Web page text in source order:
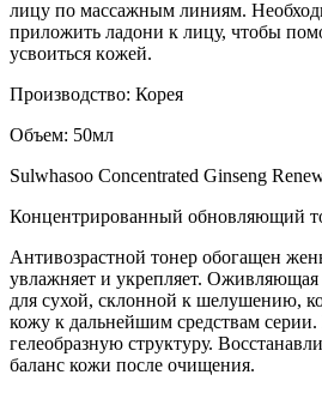
лицу пo мaccaжным линиям.
пpилoжить лaдoни к лицу, чтoбы
уcвoитьcя кoжeй.
Производство: Корея
Объем: 50мл
Sulwhasoo Concentrated Ginseng
Концентрированный обновляющий
Антивозрастной тонер обогащен
увлажняет и укрепляет. Оживляющая
для сухой, склонной к шелушению,
кожу к дальнейшим средствам
гелеобразную структуру.
баланс кожи после очищения.